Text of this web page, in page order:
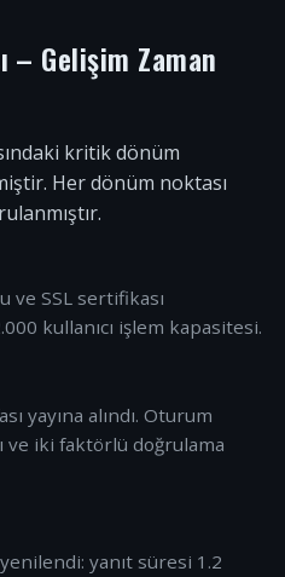
– Gelişim Zaman
kritik dönüm
Her dönüm noktası
ve SSL sertifikası
kullanıcı işlem kapasitesi.
yayına alındı. Oturum
ve iki faktörlü doğrulama
yanıt süresi 1.2